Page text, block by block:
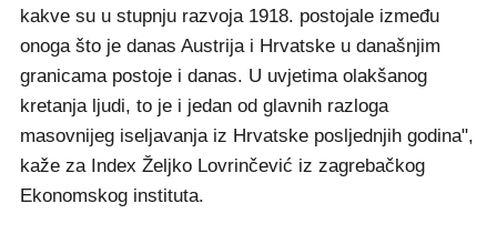
kakve su u stupnju razvoja 1918. postojale između
onoga što je danas Austrija i Hrvatske u današnjim
granicama postoje i danas. U uvjetima olakšanog
kretanja ljudi, to je i jedan od glavnih razloga
masovnijeg iseljavanja iz Hrvatske posljednjih godina",
kaže za Index Željko Lovrinčević iz zagrebačkog
Ekonomskog instituta.